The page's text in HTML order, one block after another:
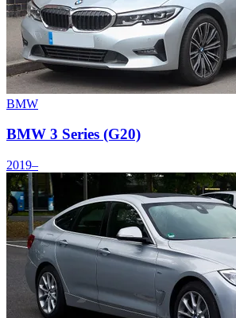
BMW
BMW 3 Series (G20)
2019–